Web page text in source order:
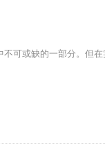
可或缺的一部分。但